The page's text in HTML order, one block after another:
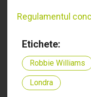
Regulamentul
Etichete:
Robbie Williams
Londra